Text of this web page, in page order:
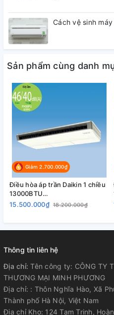
Cách vệ sinh
Sản phẩm cùng danh
Giảm 2.700.000₫
Điều hòa áp trần Daikin 1 chiều
13000BTU
FHNQ13MV1/RNQ13MV1
15.500.000₫ 18.200.000₫
Thông tin liên hệ
Địa chỉ:Tên công ty: CÔNG TY
THƯƠNG MẠI MINH PHƯƠNG
Địa chỉ: : Thôn Nghĩa Hào, Xã
Thành phố Hà Nội, Việt Nam
Địa chỉ Kho: 124 Tam Trinh,